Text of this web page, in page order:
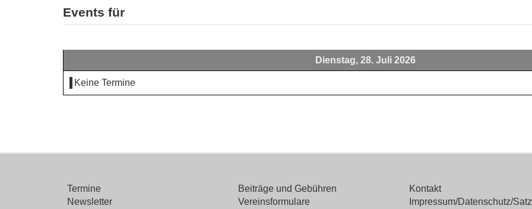
Events für
Dienstag, 28. Juli 2026
Keine Termine
Termine
Newsletter
Beiträge und Gebühren
Vereinsformulare
Kontakt
Impressum/Datenschutz/